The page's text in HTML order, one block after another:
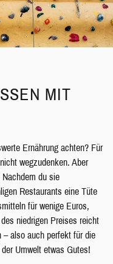
MIT
Ernährung achten? Für
wegzudenken. Aber
Nachdem du sie
Restaurants eine Tüte
für wenige Euros,
niedrigen Preises reicht
– also auch perfekt für die
Umwelt etwas Gutes!